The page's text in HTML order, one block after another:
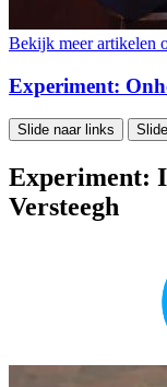
Bekijk meer artikelen
Experiment:
Slide naar links
Experiment:
Versteegh